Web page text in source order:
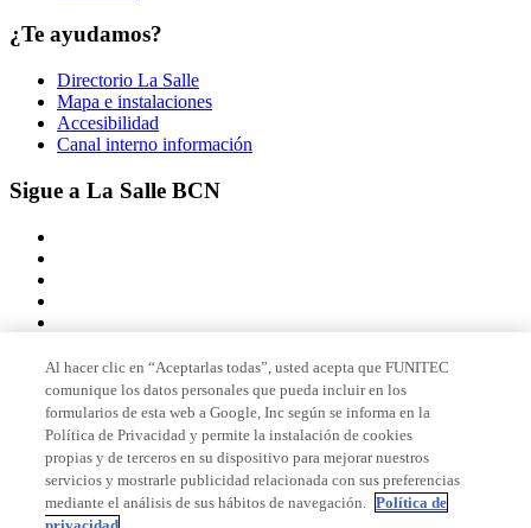
¿Te ayudamos?
Directorio La Salle
Mapa e instalaciones
Accesibilidad
Canal interno información
Sigue a La Salle BCN
Miembro de
Acreditaciones
Al hacer clic en “Aceptarlas todas”, usted acepta que FUNITEC
comunique los datos personales que pueda incluir en los
formularios de esta web a Google, Inc según se informa en la
Política de Privacidad y permite la instalación de cookies
propias y de terceros en su dispositivo para mejorar nuestros
servicios y mostrarle publicidad relacionada con sus preferencias
mediante el análisis de sus hábitos de navegación. Política de